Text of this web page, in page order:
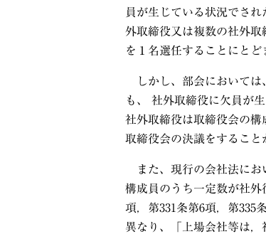
員が生じている状況でさ
外取締役又は複数の社外
を１名選任することにとど
しかし、部会においては
も、 社外取締役に欠員が
社外取締役は取締役会の
取締役会の決議をすること
また、現行の会社法にお
構成員のうち一定数が社
項，第331 条第6項，第335
異なり、「上場会社等は